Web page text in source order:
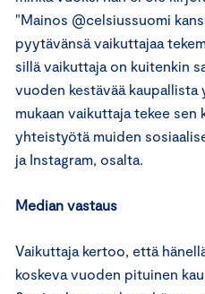
"Mainos @celsiussuomi
pyytävänsä vaikuttajaa
sillä vaikuttaja on kuitenkin
vuoden kestävää
mukaan vaikuttaja tekee sen
yhteistyötä muiden
ja Instagram, osalta.
Median vastaus
Vaikuttaja kertoo, että
koskeva vuoden pituinen